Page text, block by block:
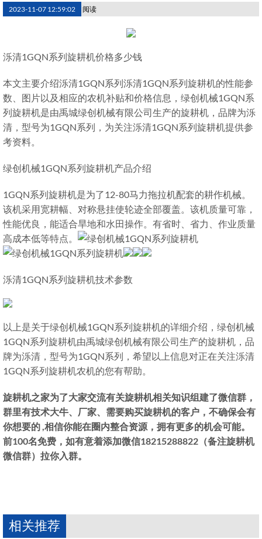
2023-11-07 12:59:02 阅读
泺清1GQN系列旋耕机价格多少钱
本文主要介绍泺清1GQN系列泺清1GQN系列旋耕机的性能参
数、图片以及相应的农机补贴和价格信息，绿创机械1GQN系
列旋耕机是由禹城绿创机械有限公司生产的旋耕机，品牌为泺
清，型号为1GQN系列，为关注泺清1GQN系列旋耕机提供参
考资料。
绿创机械1GQN系列旋耕机产品介绍
1GQN系列旋耕机是为了12-80马力拖拉机配套的耕作机械。
该机采用宽耕幅、对称悬挂使轮迹全部覆盖。该机质量可靠，
性能优良，能适合旱地和水田操作。有省时、省力、作业质量
高成本低等特点。
泺清1GQN系列旋耕机技术参数
以上是关于绿创机械1GQN系列旋耕机的详细介绍，绿创机械
1GQN系列旋耕机由禹城绿创机械有限公司生产的旋耕机，品
牌为泺清，型号为1GQN系列，希望以上信息对正在关注泺清
1GQN系列旋耕机农机的您有帮助。
旋耕机之家为了大家交流有关旋耕机相关知识组建了微信群，
群里有技术大牛、厂家、需要购买旋耕机的客户，不确保会有
你想要的 ,相信你能在圈内整合资源，拥有更多的机会可能。
前100名免费，如有意着添加微信18215288822（备注旋耕机
微信群）拉你入群。
相关推荐